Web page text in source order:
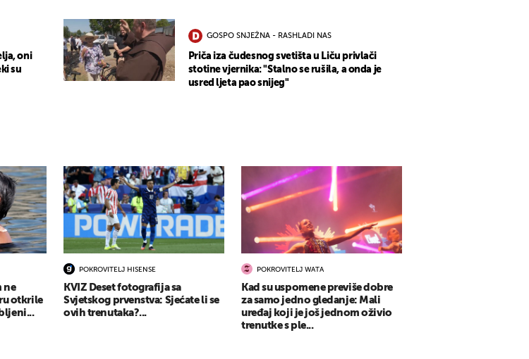
oni
su
GOSPO SNJEŽNA - RASHLADI NAS
Priča iza čudesnog svetišta u Liču privlači
stotine vjernika: "Stalno se rušila, a onda je
usred ljeta pao snijeg"
ne
otkrile
POKROVITELJ HISENSE
KVIZ Deset fotografija sa
Svjetskog prvenstva: Sjećate li se
ovih trenutaka?...
POKROVITELJ WATA
Kad su uspomene previše dobre
za samo jedno gledanje: Mali
uređaj koji je još jednom oživio
trenutke s ple...